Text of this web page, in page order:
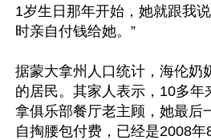
1岁生日那年开始，她就跟我
时亲自付钱给她。”
据蒙大拿州人口统计，海伦奶
的居民。其家人表示，10多年
拿俱乐部餐厅老主顾，她最后
自掏腰包付费，已经是2008年